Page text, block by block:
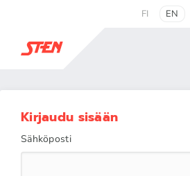
FI EN
Kirjaudu sisään
Sähköposti